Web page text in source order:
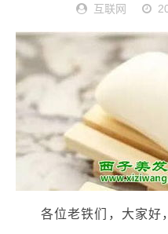
互联网
各位老铁们，大家好